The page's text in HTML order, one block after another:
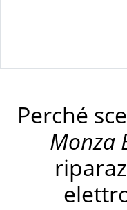
Perché
Monza